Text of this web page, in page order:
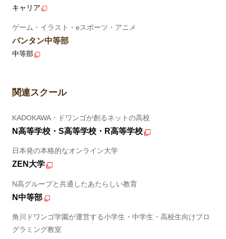
キャリア
ゲーム・イラスト・eスポーツ・アニメ
バンタン中等部
中等部
関連スクール
KADOKAWA・ドワンゴが創るネットの高校
N高等学校・S高等学校・R高等学校
日本発の本格的なオンライン大学
ZEN大学
N高グループと共通したあたらしい教育
N中等部
角川ドワンゴ学園が運営する小学生・中学生・高校生向けプロ
グラミング教室